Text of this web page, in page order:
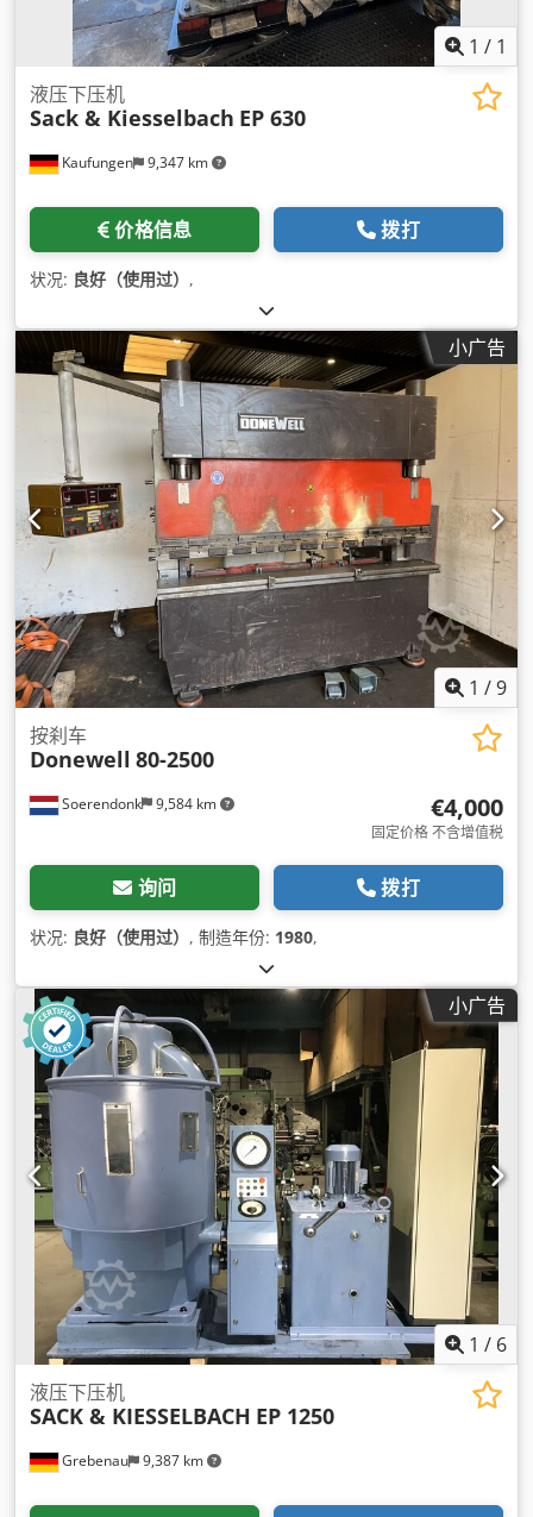
1 / 1
Kaufungen 9,347 km
液压下压机
Sack & Kiesselbach EP 630
价格信息 拨打
状况: 良好（使用过） ,
小广告
1 /9
Soerendonk 9,584 km
按刹车
Donewell 80-2500
€4,000
固定价格 不含增值税
询问 拨打
状况: 良好（使用过） , 制造年份: 1980,
小广告
1 / 6
Grebenau 9,387 km
液压下压机
SACK & KIESSELBACH EP 1250